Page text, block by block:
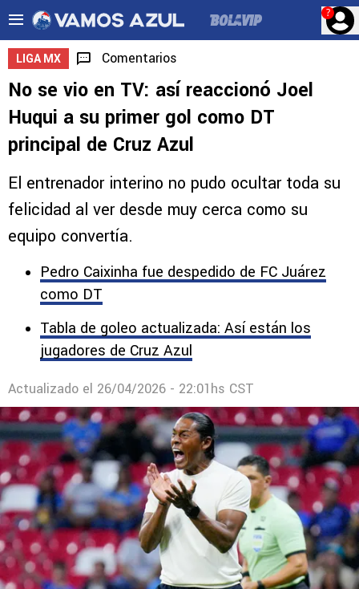
?
LIGA MX Comentarios
No se vio en TV: así reaccionó Joel
Huqui a su primer gol como DT
principal de Cruz Azul
El entrenador interino no pudo ocultar toda su
felicidad al ver desde muy cerca como su
equipo convertía.
Pedro Caixinha fue despedido de FC Juárez
como DT
Tabla de goleo actualizada: Así están los
jugadores de Cruz Azul
Actualizado el 26/04/2026 - 22:01hs CST